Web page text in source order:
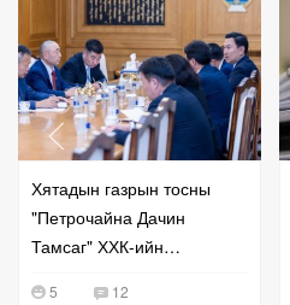
Хятадын газрын тосны
"Петрочайна Дачин
Тамсаг" ХХК-ийн
5 12